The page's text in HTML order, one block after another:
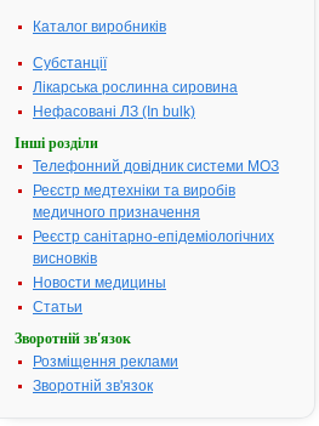
Каталог виробників
Субстанції
Лікарська рослинна сировина
Нефасовані ЛЗ (In bulk)
Інші розділи
Телефонний довідник системи МОЗ
Реєстр медтехніки та виробів
медичного призначення
Реєстр санітарно-епідеміологічних
висновків
Новости медицины
Статьи
Зворотній зв'язок
Розміщення реклами
Зворотній зв'язок